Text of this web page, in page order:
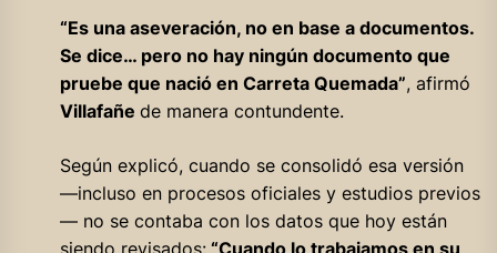
“Es una aseveración, no en base a documentos.
Se dice… pero no hay ningún documento que
pruebe que nació en Carreta Quemada”, afirmó
Villafañe de manera contundente.
Según explicó, cuando se consolidó esa versión
—incluso en procesos oficiales y estudios previos
— no se contaba con los datos que hoy están